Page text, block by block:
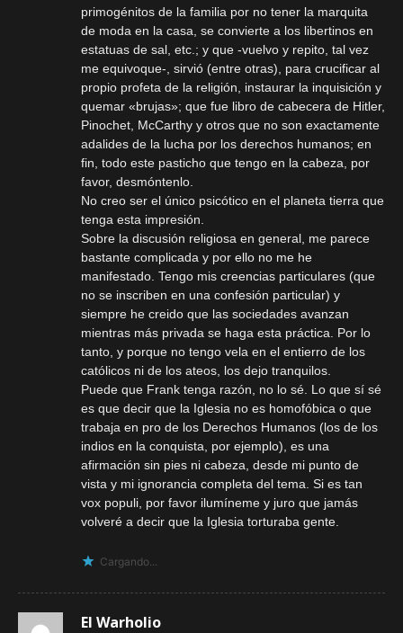
primogénitos de la familia por no tener la marquita
de moda en la casa, se convierte a los libertinos en
estatuas de sal, etc.; y que -vuelvo y repito, tal vez
me equivoque-, sirvió (entre otras), para crucificar al
propio profeta de la religión, instaurar la inquisición y
quemar «brujas»; que fue libro de cabecera de Hitler,
Pinochet, McCarthy y otros que no son exactamente
adalides de la lucha por los derechos humanos; en
fin, todo este pasticho que tengo en la cabeza, por
favor, desmóntenlo.
No creo ser el único psicótico en el planeta tierra que
tenga esta impresión.
Sobre la discusión religiosa en general, me parece
bastante complicada y por ello no me he
manifestado. Tengo mis creencias particulares (que
no se inscriben en una confesión particular) y
siempre he creido que las sociedades avanzan
mientras más privada se haga esta práctica. Por lo
tanto, y porque no tengo vela en el entierro de los
católicos ni de los ateos, los dejo tranquilos.
Puede que Frank tenga razón, no lo sé. Lo que sí sé
es que decir que la Iglesia no es homofóbica o que
trabaja en pro de los Derechos Humanos (los de los
indios en la conquista, por ejemplo), es una
afirmación sin pies ni cabeza, desde mi punto de
vista y mi ignorancia completa del tema. Si es tan
vox populi, por favor ilumíneme y juro que jamás
volveré a decir que la Iglesia torturaba gente.
Cargando...
El Warholio